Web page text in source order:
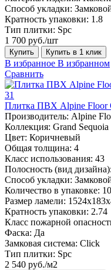
Способ укладки:
Кратность упаковки: 1.8
Тип плитки: Spc
1 700 руб./шт
Купить Купить в 1 клик
В избранное В избранном
Сравнить
Плитка ПВХ Alpine Floor
Производитель: Alpine
Коллекция: Grand Sequoia
Цвет: Коричневый
Общая толщина: 4
Класс использования: 43
Полосность (вид дизайна):
Способ укладки:
Количество в упаковке: 10
Размер ламели:
Кратность упаковки: 2.74
Класс пожарной
Фаска: Да
Замковая система: Click
Тип плитки: Spc
2 540 руб./м2